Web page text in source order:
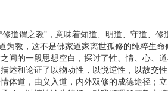
道谓之教”，意味着知道、明道、守道、
为教，这不是佛家道家离世孤修的纯粹生
间的一段思想空白，探讨了性、情、心、
述和论证了以物动性，以悦逆性，以故交
体道，由义入道，内外双修的成德途径；